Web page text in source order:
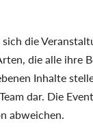
die
die alle ihre
Inhalte
dar. Die
abweichen.